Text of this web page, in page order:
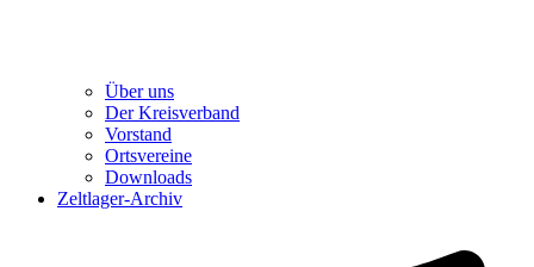
Über uns
Der Kreisverband
Vorstand
Ortsvereine
Downloads
Zeltlager-Archiv